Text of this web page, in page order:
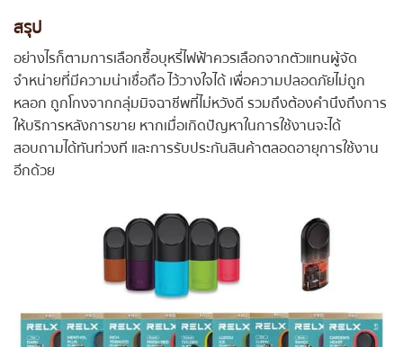
สรุป
อย่างไรก็ตามการเลือกซื้อบุหรี่ไฟฟ้าควรเลือกจากตัวแทนผู้จัด
จำหน่ายที่มีความน่าเชื่อถือ ไว้วางใจได้ เพื่อความปลอดภัยไม่ถูก
หลอก ถูกโกงจากกลุ่มมิจฉาชีพที่ไม่หวังดี รวมถึงต้องคำนึงถึงการ
ให้บริการหลังการขาย หากเมื่อเกิดปัญหาในการใช้งานจะได้
สอบถามได้ทันท่วงที และการรับประกันสินค้าตลอดอายุการใช้งาน
อีกด้วย